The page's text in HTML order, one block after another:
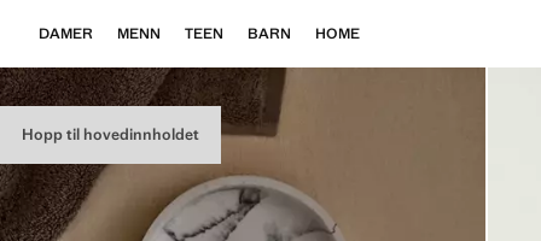
Hopp til hovedinnholdet
DAMER MENN TEEN BARN HOME